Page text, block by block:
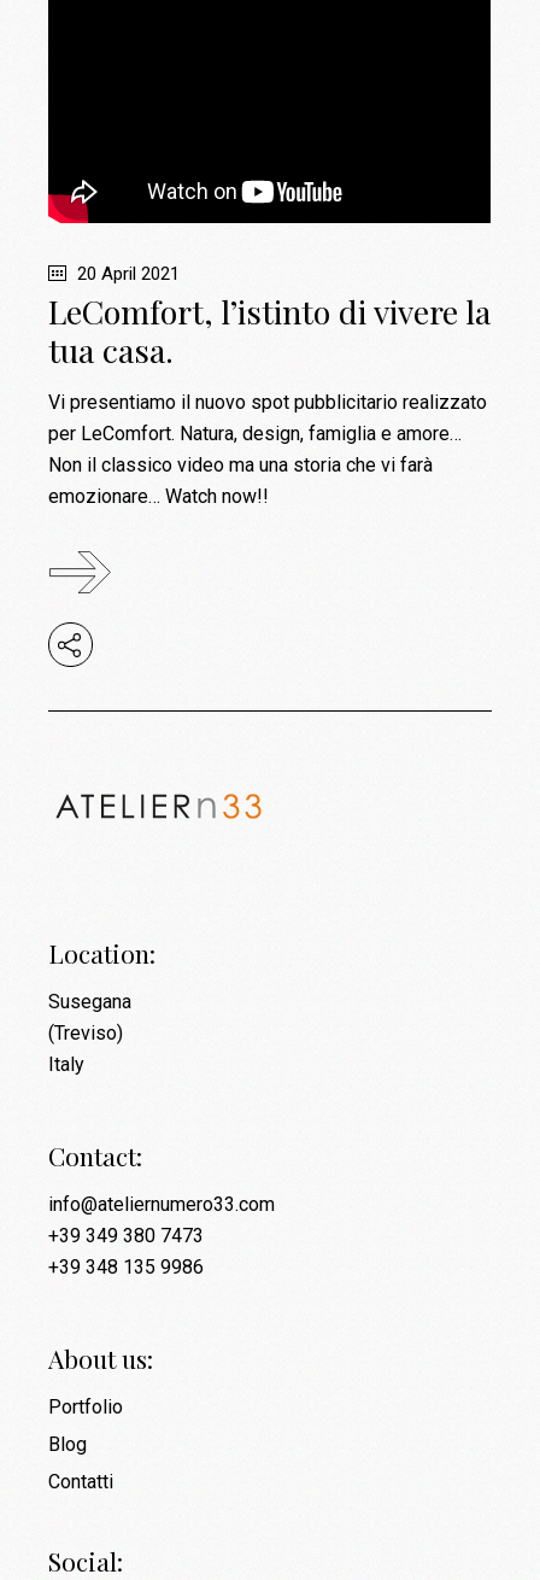
20 April 2021
LeComfort, l’istinto di vivere la
tua casa.
Vi presentiamo il nuovo spot pubblicitario realizzato
per LeComfort. Natura, design, famiglia e amore…
Non il classico video ma una storia che vi farà
emozionare… Watch now!!
Location:
Susegana
(Treviso)
Italy
Contact:
info@ateliernumero33.com
+39 349 380 7473
+39 348 135 9986
About us:
Portfolio
Blog
Contatti
Social: